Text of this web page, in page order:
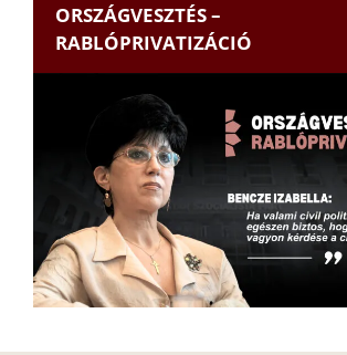
ORSZÁGVESZTÉS –
RABLÓPRIVATIZÁCIÓ